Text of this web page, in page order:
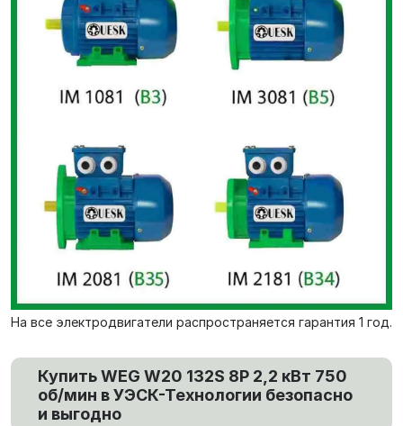
На все электродвигатели распространяется гарантия 1 год.
Купить WEG W20 132S 8P 2,2 кВт 750
об/мин в УЭСК-Технологии безопасно
и выгодно